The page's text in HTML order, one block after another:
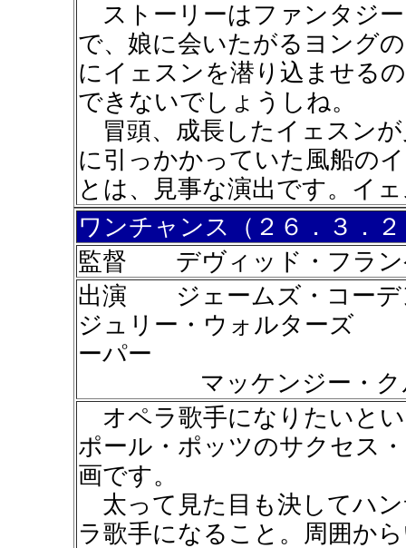
ストーリーはファンタジ
で、娘に会いたがるヨング
にイェスンを潜り込ませる
できないでしょうしね。
冒頭、成長したイェスン
に引っかかっていた風船の
とは、見事な演出です。イ
ワンチャンス（２６．３．
監督 デヴィッド・フラン
出演 ジェームズ・コ
ジュリー・ウォルターズ
ーパー
マッケンジー・クル
オペラ歌手になりたいと
ポール・ポッツのサクセス
画です。
太って見た目も決してハ
ラ歌手になること。周囲か